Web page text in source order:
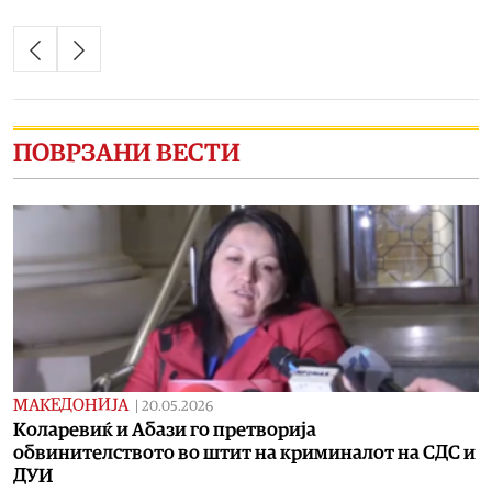
ПОВРЗАНИ ВЕСТИ
МАКЕДОНИЈА 20.05.2026
Коларевиќ и Абази го претворија
обвинителството во штит на криминалот на СДС и
ДУИ